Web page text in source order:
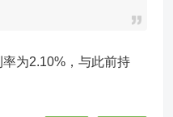
为2.10%，与此前持